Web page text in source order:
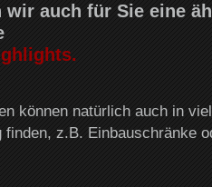
wir auch für Sie eine
können natürlich auch in
finden, z.B. Einbauschränke